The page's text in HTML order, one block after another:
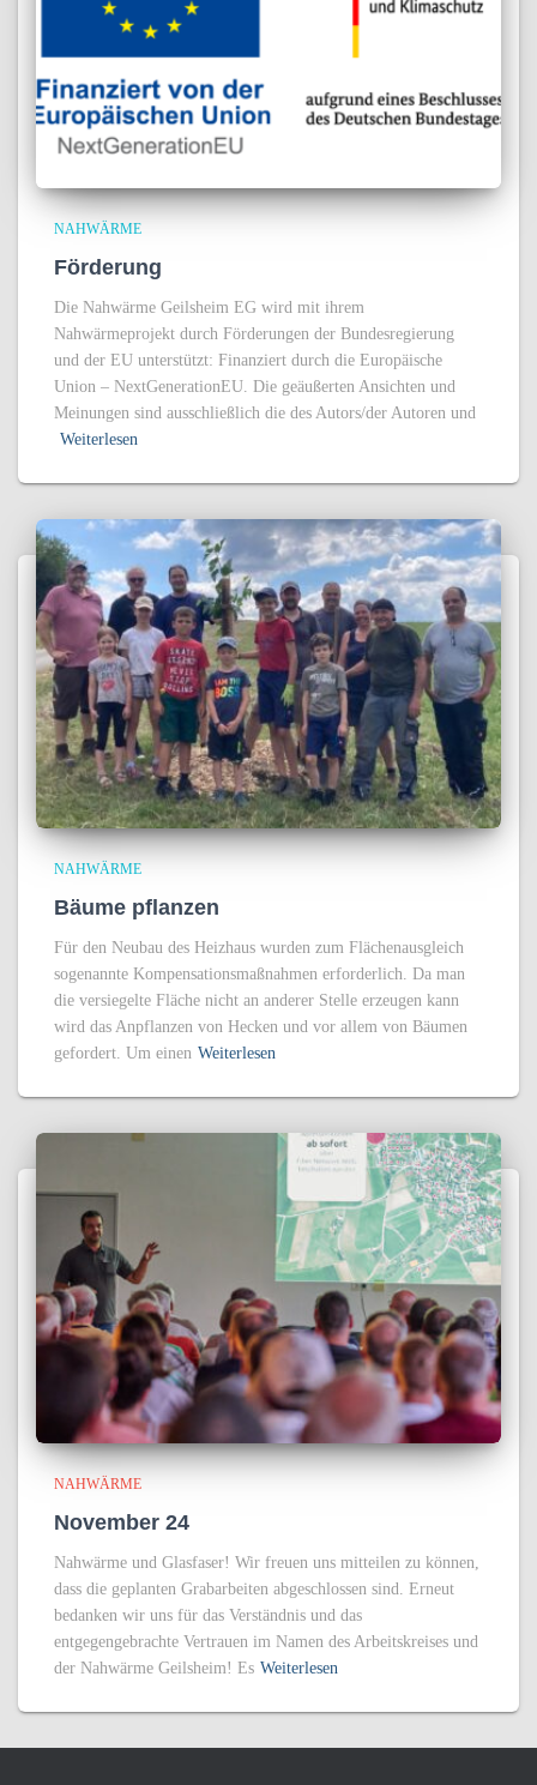
NAHWÄRME
Förderung
Die Nahwärme Geilsheim EG wird mit ihrem
Nahwärmeprojekt durch Förderungen der Bundesregierung
und der EU unterstützt: Finanziert durch die Europäische
Union – NextGenerationEU. Die geäußerten Ansichten und
Meinungen sind ausschließlich die des Autors/der Autoren und
Weiterlesen
NAHWÄRME
Bäume pflanzen
Für den Neubau des Heizhaus wurden zum Flächenausgleich
sogenannte Kompensationsmaßnahmen erforderlich. Da man
die versiegelte Fläche nicht an anderer Stelle erzeugen kann
wird das Anpflanzen von Hecken und vor allem von Bäumen
gefordert. Um einen Weiterlesen
NAHWÄRME
November 24
Nahwärme und Glasfaser! Wir freuen uns mitteilen zu können,
dass die geplanten Grabarbeiten abgeschlossen sind. Erneut
bedanken wir uns für das Verständnis und das
entgegengebrachte Vertrauen im Namen des Arbeitskreises und
der Nahwärme Geilsheim! Es Weiterlesen